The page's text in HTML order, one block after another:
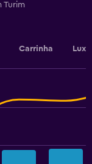
Turim
Carrinha Luxo